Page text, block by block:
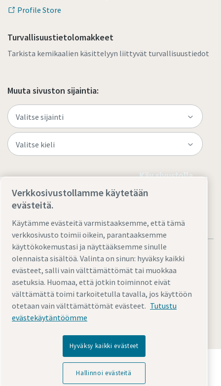
Profile Store
Turvallisuustietolomakkeet
Tarkista kemikaalien käsittelyyn liittyvät turvallisuustiedot
Muuta sivuston sijaintia:
Käy sivustolla
Oikeudelliset ja tietosuojaa koskevat ilmoitukset
Hallinnoi evästeitäSaavutettavuusSivustokartta
Tutustu, miten Atlas Copco Group mahdollistaa
teknologian, joka muuttaa tulevaisuuden.
Verkkosivustollamme käytetään
evästeitä.
Käytämme evästeitä varmistaaksemme, että tämä
verkkosivusto toimii oikein, parantaaksemme
käyttökokemustasi ja näyttääksemme sinulle
olennaista sisältöä. Valinta on sinun: hyväksy kaikki
evästeet, salli vain välttämättömät tai muokkaa
asetuksia. Huomaa, että jotkin toiminnot eivät
välttämättä toimi tarkoitetulla tavalla, jos käyttöön
otetaan vain välttämättömät evästeet. Tutustu
evästekäytäntöömme
Hyväksy kaikki evästeet
Hallinnoi evästeitä